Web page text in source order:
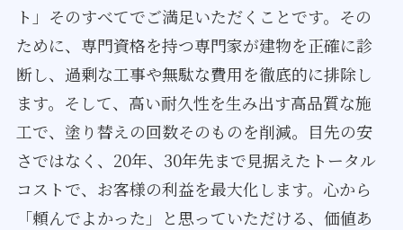
ト」そのすべてでご満足いただくことです。その
ために、専門資格を持つ専門家が建物を正確に診
断し、過剰な工事や無駄な費用を徹底的に排除し
ます。そして、高い耐久性を生み出す高品質な施
工で、塗り替えの回数そのものを削減。目先の安
さではなく、20年、30年先まで見据えたトータル
コストで、お客様の利益を最大化します。心から
「頼んでよかった」と思っていただける、価値あ